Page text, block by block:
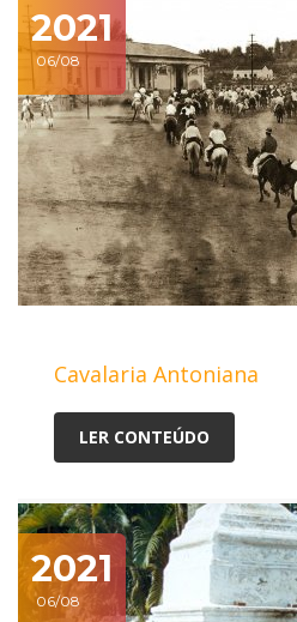
2021
06/08
Cavalaria Antoniana
LER CONTEÚDO
2021
06/08